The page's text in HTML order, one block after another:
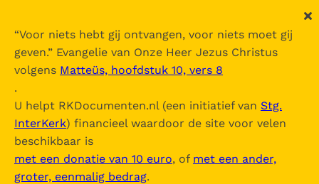
“Voor niets hebt gij ontvangen, voor niets moet gij
geven.” Evangelie van Onze Heer Jezus Christus
volgens Matteüs, hoofdstuk 10, vers 8
.
U helpt RKDocumenten.nl (een initiatief van Stg.
InterKerk) financieel waardoor de site voor velen
beschikbaar is
met een donatie van 10 euro, of met een ander,
groter, eenmalig bedrag.